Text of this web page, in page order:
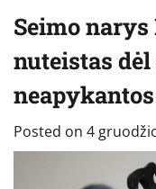
Seimo
nuteistas
Posted on 4